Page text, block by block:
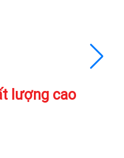
lượng cao